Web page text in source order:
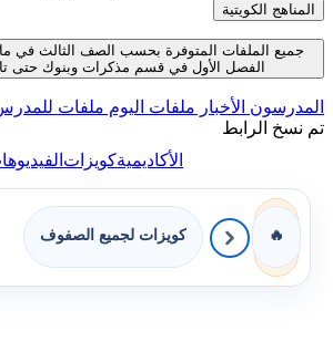
المناهج الكويتية
جميع الملفات المتوفرة بحسب الصف الثالث في
الفصل الأول في قسم مذكرات وبنوك حتى تاريخ 08-08-
المدرسون الأخبار ملفات اليوم ملفات
تم نسخ الرابط
الأكاديميةكويزات
🔥 كويزات لجميع الصفوف